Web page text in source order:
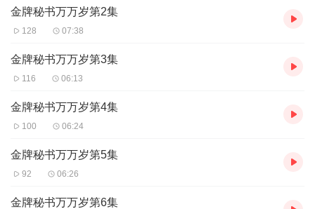
金牌秘书万万岁第2集
128 07:38
金牌秘书万万岁第3集
116 06:13
金牌秘书万万岁第4集
100 06:24
金牌秘书万万岁第5集
92 06:26
金牌秘书万万岁第6集